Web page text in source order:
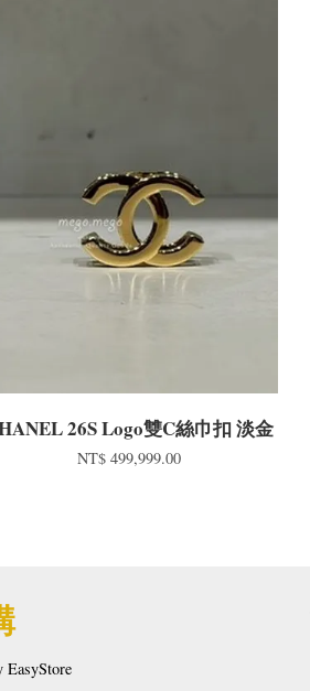
26S Logo雙C絲巾扣 淡金
NT$ 499,999.00
EasyStore